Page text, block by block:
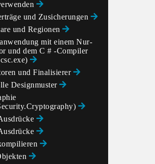
und Zusicherungen
und Regionen
mit einem Nur-
und dem C # -Compiler
und Finalisierer
Designmuster